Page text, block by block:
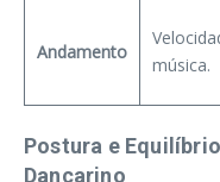
Andamento
música.
Postura e
Dançarino